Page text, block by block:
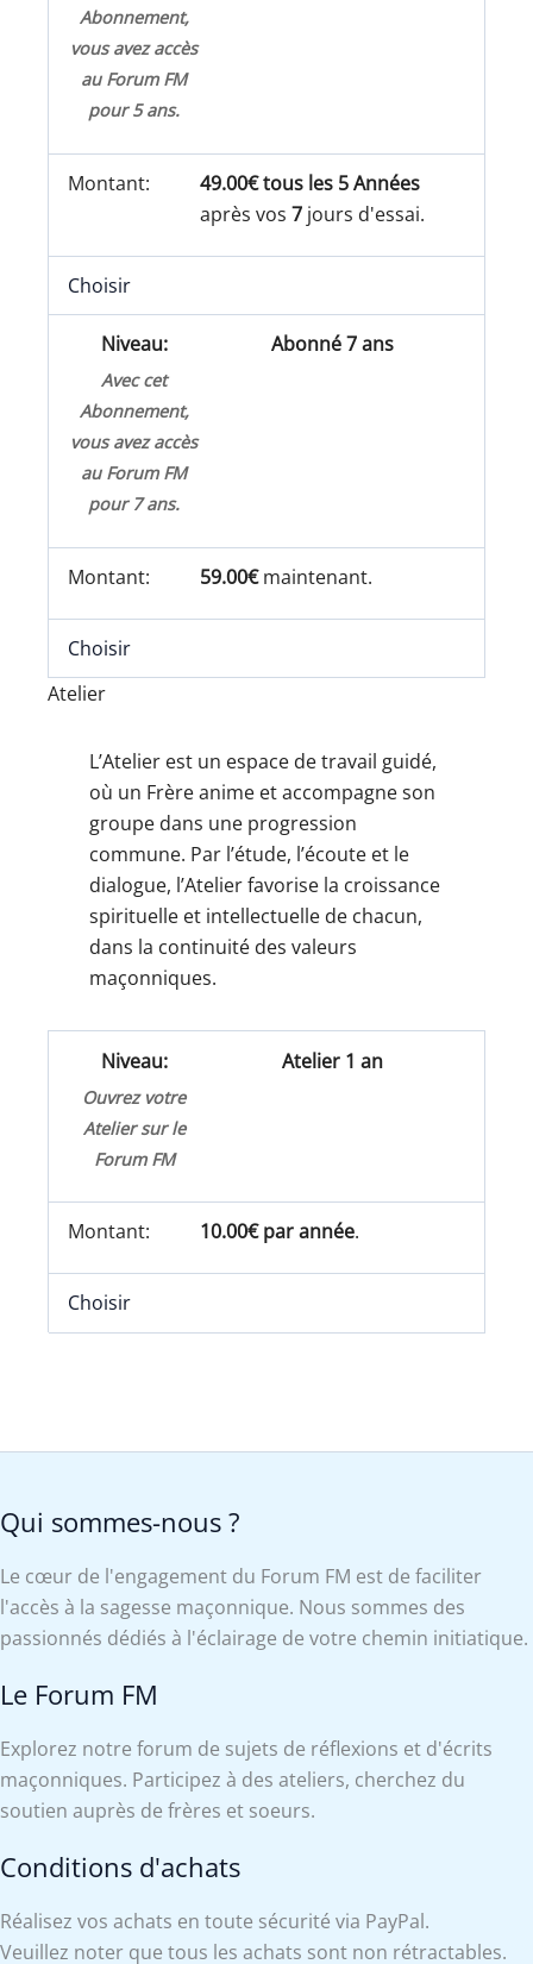
Abonnement,
vous avez accès
au Forum FM
pour 5 ans.
49.00€ tous les 5 Années
après vos7 jours d'essai.
Choisir
Abonné 7 ans
Avec cet
Abonnement,
vous avez accès
au Forum FM
pour 7 ans.
59.00€maintenant.
Choisir
Atelier
L’Atelier est un espace de travail guidé,
où un Frère anime et accompagne son
groupe dans une progression
commune. Par l’étude, l’écoute et le
dialogue, l’Atelier favorise la croissance
spirituelle et intellectuelle de chacun,
dans la continuité des valeurs
maçonniques.
Atelier 1 an
Ouvrez votre
Atelier sur le
Forum FM
10.00€ par année.
Choisir
Qui sommes-nous ?
Le cœur de l'engagement du Forum FM est de faciliter
l'accès à la sagesse maçonnique. Nous sommes des
passionnés dédiés à l'éclairage de votre chemin initiatique.
Le Forum FM
Explorez notre forum de sujets de réflexions et d'écrits
maçonniques. Participez à des ateliers, cherchez du
soutien auprès de frères et soeurs.
Conditions d'achats
Réalisez vos achats en toute sécurité via PayPal.
Veuillez noter que tous les achats sont non rétractables.